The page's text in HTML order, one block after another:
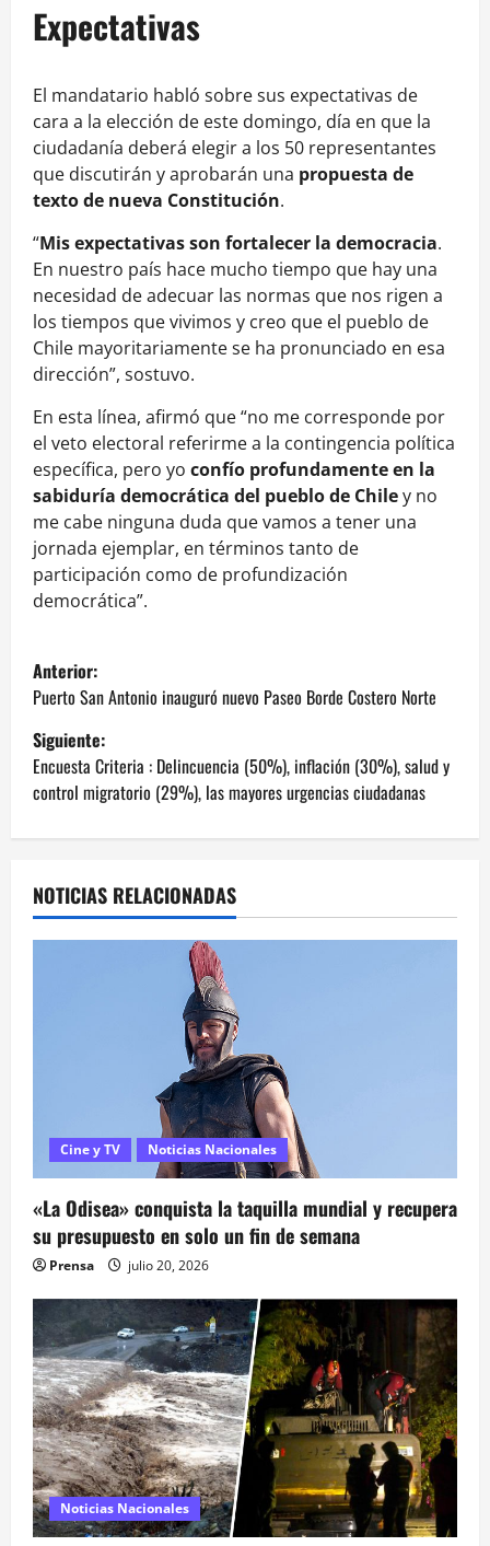
Expectativas
El mandatario habló sobre sus expectativas de
cara a la elección de este domingo, día en que la
ciudadanía deberá elegir a los 50 representantes
que discutirán y aprobarán una propuesta de
texto de nueva Constitución.
“Mis expectativas son fortalecer la democracia.
En nuestro país hace mucho tiempo que hay una
necesidad de adecuar las normas que nos rigen a
los tiempos que vivimos y creo que el pueblo de
Chile mayoritariamente se ha pronunciado en esa
dirección”, sostuvo.
En esta línea, afirmó que “no me corresponde por
el veto electoral referirme a la contingencia política
específica, pero yo confío profundamente en la
sabiduría democrática del pueblo de Chiley no
me cabe ninguna duda que vamos a tener una
jornada ejemplar, en términos tanto de
participación como de profundización
democrática”.
N
a
v
e
g
a
c
e
e
n
t
r
a
d
a
s
Anterior:
Puerto San Antonio inauguró nuevo Paseo Borde Costero Norte
Siguiente:
Encuesta Criteria : Delincuencia (50%), inflación (30%), salud y
control migratorio (29%), las mayores urgencias ciudadanas
NOTICIAS RELACIONADAS
Cine y TV Noticias Nacionales
«La Odisea» conquista la taquilla mundial y recupera
su presupuesto en solo un fin de semana
Prensa julio 20, 2026
Noticias Nacionales